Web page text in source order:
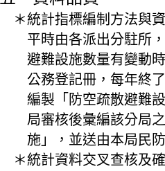
＊統計指標編制方法與
平時由各派出分駐所
避難設施數量有變動
公務登記冊，每年終
編製「防空疏散避難
局審核後彙編該分局
施」，並送由本局民
＊統計資料交叉查核及